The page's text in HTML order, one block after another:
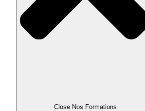
Close Nos Formations